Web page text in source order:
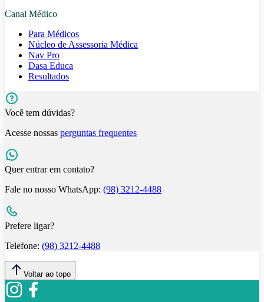
Canal Médico
Para Médicos
Núcleo de Assessoria Médica
Nav Pro
Dasa Educa
Resultados
Você tem dúvidas?
Acesse nossas perguntas frequentes
Quer entrar em contato?
Fale no nosso WhatsApp: (98) 3212-4488
Prefere ligar?
Telefone: (98) 3212-4488
Voltar ao topo